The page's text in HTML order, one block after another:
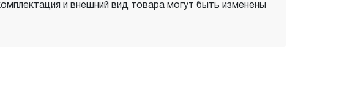
и внешний вид товара могут быть изменены